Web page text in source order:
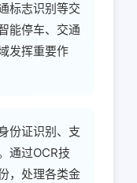
标志识别等交
能停车、交通
发挥重要作
份证识别、支
通过OCR技
，处理各类金